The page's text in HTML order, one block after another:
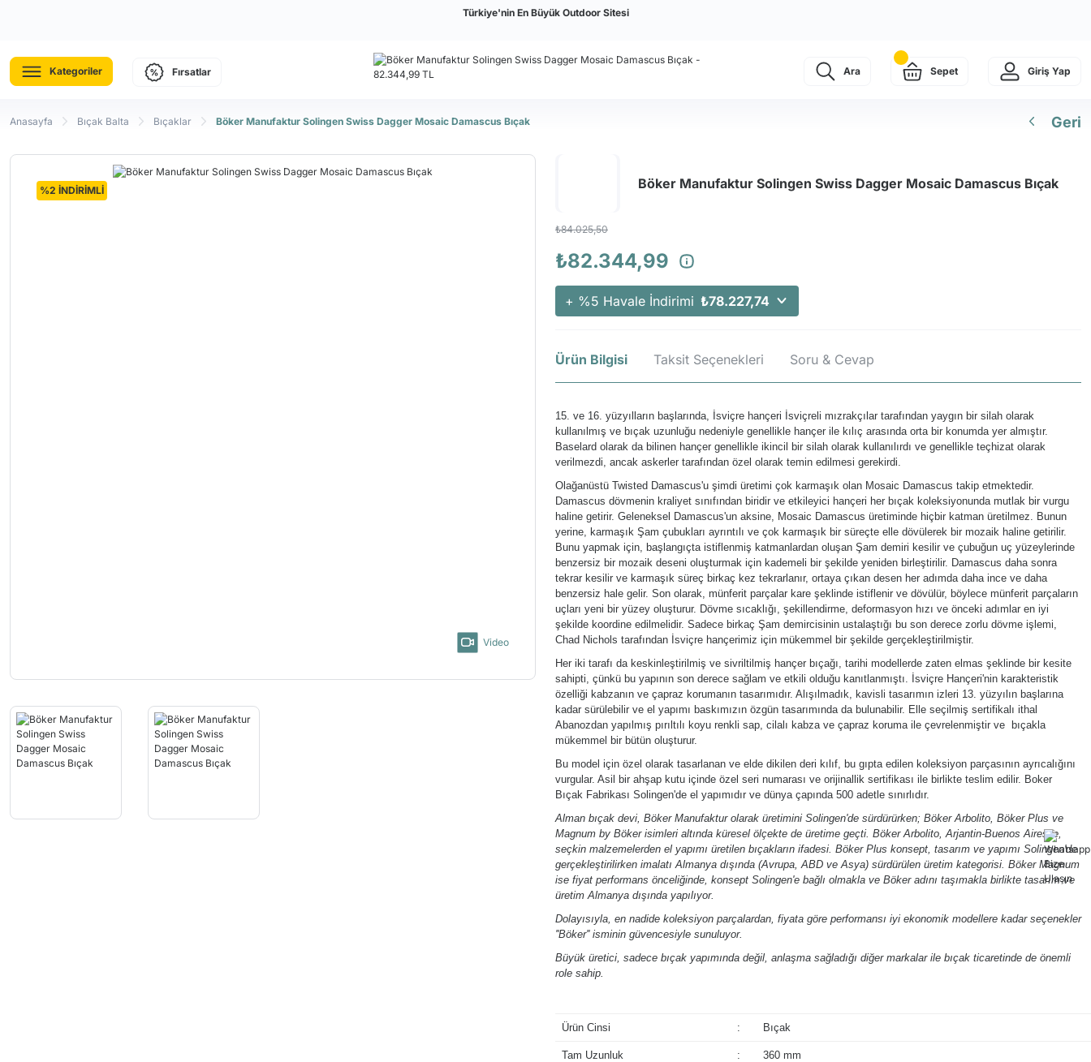
Türkiye'nin En Büyük Outdoor Sitesi
Kategoriler Fırsatlar Ara Sepet Giriş Yap
Anasayfa Bıçak Balta Bıçaklar Böker Manufaktur Solingen Swiss Dagger Mosaic Damascus Bıçak Geri
%2 İNDİRİMLİ
Video
Böker Manufaktur Solingen Swiss Dagger Mosaic Damascus Bıçak
₺84.025,50
₺82.344,99
+ %5 Havale İndirimi ₺78.227,74
Ürün Bilgisi Taksit Seçenekleri Soru & Cevap
15. ve 16. yüzyılların başlarında, İsviçre hançeri İsviçreli mızrakçılar tarafından yaygın bir silah olarak
kullanılmış ve bıçak uzunluğu nedeniyle genellikle hançer ile kılıç arasında orta bir konumda yer almıştır.
Baselard olarak da bilinen hançer genellikle ikincil bir silah olarak kullanılırdı ve genellikle teçhizat olarak
verilmezdi, ancak askerler tarafından özel olarak temin edilmesi gerekirdi.
Olağanüstü Twisted Damascus'u şimdi üretimi çok karmaşık olan Mosaic Damascus takip etmektedir.
Damascus dövmenin kraliyet sınıfından biridir ve etkileyici hançeri her bıçak koleksiyonunda mutlak bir vurgu
haline getirir. Geleneksel Damascus'un aksine, Mosaic Damascus üretiminde hiçbir katman üretilmez. Bunun
yerine, karmaşık Şam çubukları ayrıntılı ve çok karmaşık bir süreçte elle dövülerek bir mozaik haline getirilir.
Bunu yapmak için, başlangıçta istiflenmiş katmanlardan oluşan Şam demiri kesilir ve çubuğun uç yüzeylerinde
benzersiz bir mozaik deseni oluşturmak için kademeli bir şekilde yeniden birleştirilir. Damascus daha sonra
tekrar kesilir ve karmaşık süreç birkaç kez tekrarlanır, ortaya çıkan desen her adımda daha ince ve daha
benzersiz hale gelir. Son olarak, münferit parçalar kare şeklinde istiflenir ve dövülür, böylece münferit parçaların
uçları yeni bir yüzey oluşturur. Dövme sıcaklığı, şekillendirme, deformasyon hızı ve önceki adımlar en iyi
şekilde koordine edilmelidir. Sadece birkaç Şam demircisinin ustalaştığı bu son derece zorlu dövme işlemi,
Chad Nichols tarafından İsviçre hançerimiz için mükemmel bir şekilde gerçekleştirilmiştir.
Her iki tarafı da keskinleştirilmiş ve sivriltilmiş hançer bıçağı, tarihi modellerde zaten elmas şeklinde bir kesite
sahipti, çünkü bu yapının son derece sağlam ve etkili olduğu kanıtlanmıştı. İsviçre Hançeri'nin karakteristik
özelliği kabzanın ve çapraz korumanın tasarımıdır. Alışılmadık, kavisli tasarımın izleri 13. yüzyılın başlarına
kadar sürülebilir ve el yapımı baskımızın özgün tasarımında da bulunabilir. Elle seçilmiş sertifikalı ithal
Abanozdan yapılmış pırıltılı koyu renkli sap, cilalı kabza ve çapraz koruma ile çevrelenmiştir ve bıçakla
mükemmel bir bütün oluşturur.
Bu model için özel olarak tasarlanan ve elde dikilen deri kılıf, bu gıpta edilen koleksiyon parçasının ayrıcalığını
vurgular. Asil bir ahşap kutu içinde özel seri numarası ve orijinallik sertifikası ile birlikte teslim edilir. Boker
Bıçak Fabrikası Solingen'de el yapımıdır ve dünya çapında 500 adetle sınırlıdır.
Alman bıçak devi, Böker Manufaktur olarak üretimini Solingen'de sürdürürken; Böker Arbolito, Böker Plus ve
Magnum by Böker isimleri altında küresel ölçekte de üretime geçti. Böker Arbolito, Arjantin-Buenos Aires'te,
seçkin malzemelerden el yapımı üretilen bıçakların ifadesi. Böker Plus konsept, tasarım ve yapımı Solingen'de
gerçekleştirilirken imalatı Almanya dışında (Avrupa, ABD ve Asya) sürdürülen üretim kategorisi. Böker Magnum
ise fiyat performans önceliğinde, konsept Solingen'e bağlı olmakla ve Böker adını taşımakla birlikte tasarım ve
üretim Almanya dışında yapılıyor.
Dolayısıyla, en nadide koleksiyon parçalardan, fiyata göre performansı iyi ekonomik modellere kadar seçenekler
''Böker'' isminin güvencesiyle sunuluyor.
Büyük üretici, sadece bıçak yapımında değil, anlaşma sağladığı diğer markalar ile bıçak ticaretinde de önemli
role sahip.
Ürün Cinsi : Bıçak
Tam Uzunluk : 360 mm